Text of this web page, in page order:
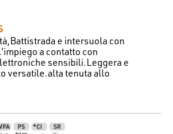
e intersuola con
a contatto con
sensibili.Leggera e
versatile.alta tenuta allo